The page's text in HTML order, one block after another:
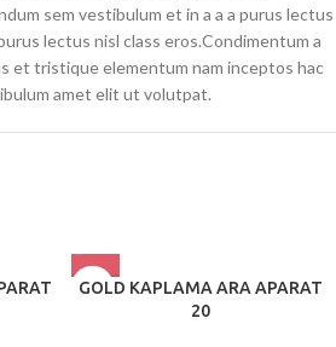
sem vestibulum et in a a a purus lectus
lectus nisl class eros.Condimentum a
et tristique elementum nam inceptos hac
amet elit ut volutpat.
GOLD KAPLAMA ARA APARAT
20